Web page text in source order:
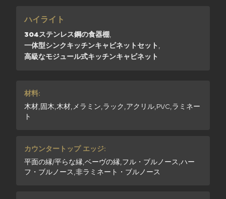
ハイライト
304ステンレス鋼の食器棚,
一体型シンクキッチンキャビネットセット ,
高級なモジュール式キッチンキャビネット
材料:
木材,固木,木材,メラミン,ラック,アクリル,PVC,ラミネー
ト
カウンタートップ エッジ:
平面の縁/平らな縁,ベーヴの縁,フル・ブルノース,ハー
フ・ブルノース,非ラミネート・ブルノース